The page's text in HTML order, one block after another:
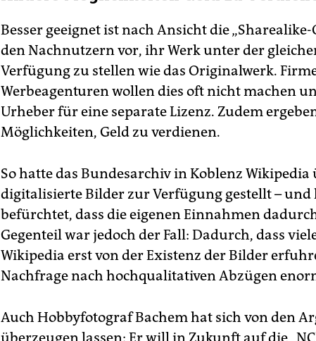
Besser geeignet ist nach Ansicht die
den Nachnutzern vor, ihr Werk unter der
Verfügung zu stellen wie das Originalwerk.
Werbeagenturen wollen dies oft nicht machen
Urheber für eine separate Lizenz. Zudem
Möglichkeiten, Geld zu verdienen.
So hatte das Bundesarchiv in Koblenz
digitalisierte Bilder zur Verfügung gestellt –
befürchtet, dass die eigenen Einnahmen
Gegenteil war jedoch der Fall: Dadurch, dass
Wikipedia erst von der Existenz der Bilder
Nachfrage nach hochqualitativen Abzügen
Auch Hobbyfotograf Bachem hat sich von den
überzeugen lassen: Er will in Zukunft auf die